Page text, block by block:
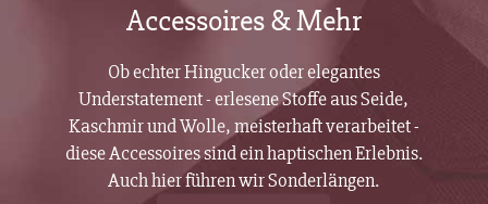
Accessoires & Mehr
Ob echter Hingucker oder elegantes
Understatement - erlesene Stoffe aus Seide,
Kaschmir und Wolle, meisterhaft verarbeitet -
diese Accessoires sind ein haptischen Erlebnis.
Auch hier führen wir Sonderlängen.